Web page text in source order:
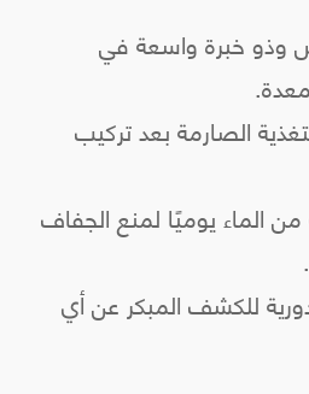
وذو خبرة واسعة في
الصارمة بعد تركيب
الماء يوميًا لمنع الجفاف
للكشف المبكر عن أي